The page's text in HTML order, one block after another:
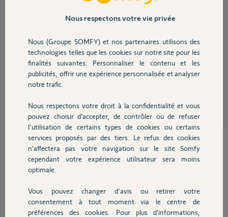
Sécurité
Domotique
Chauffage
Autres produits
Devis avec un pro
onglet apparait bien mais dès que je le sollicite afin d'accèder à la
vision, l'écran de visualisation reste désespérément noir avec le
"logo" de recherche qui tourne et tourne sans rien afficher; aurais
Merci d'avance de vos retours
Cordialement
christophe B.
il y a plus de 10 ans
Participer au fil de discussion
Bonjour,
Est-ce que la caméra fonctionne avec l'application Visidom ?
Robert P. il y a plus de 10 ans
Nous respectons votre vie privée
Nous (Groupe SOMFY) et nos partenaires utilisons des
technologies telles que les cookies sur notre site pour les
finalités suivantes: Personnaliser le contenu et les
publicités, offrir une expérience personnalisée et analyser
notre trafic.
Nous respectons votre droit à la confidentialité et vous
pouvez choisir d’accepter, de contrôler ou de refuser
l'utilisation de certains types de cookies ou certains
services proposés par des tiers. Le refus des cookies
n’affectera pas votre navigation sur le site Somfy
cependant votre expérience utilisateur sera moins
optimale.
Vous pouvez changer d'avis ou retirer votre
consentement à tout moment via le centre de
préférences des cookies. Pour plus d’informations,